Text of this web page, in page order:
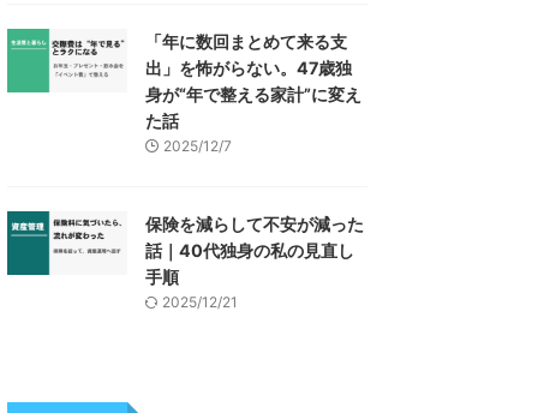
「年に数回まとめて来る支
出」を怖がらない。47歳独
身が“年で整える家計”に変え
た話
2025/12/7
保険を減らして不安が減った
話｜40代独身の私の見直し
手順
2025/12/21